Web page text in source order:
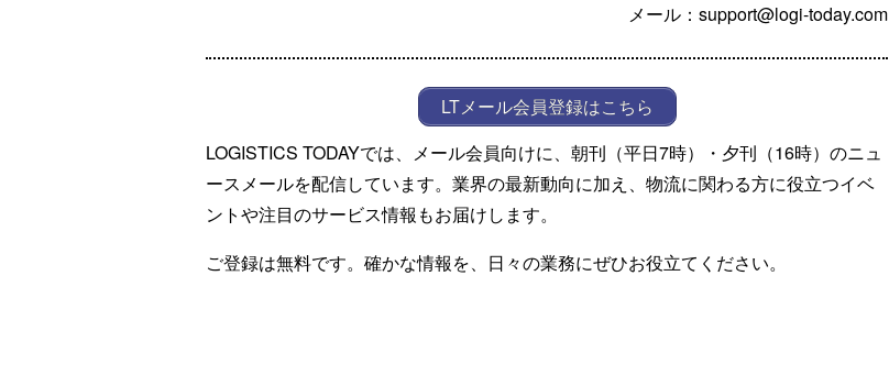
メール：support@logi-today.com
LTメール会員登録はこちら
LOGISTICS TODAYでは、メール会員向けに、朝刊（平日7時）・夕刊（16時）のニュ
ースメールを配信しています。業界の最新動向に加え、物流に関わる方に役立つイベ
ントや注目のサービス情報もお届けします。
ご登録は無料です。確かな情報を、日々の業務にぜひお役立てください。